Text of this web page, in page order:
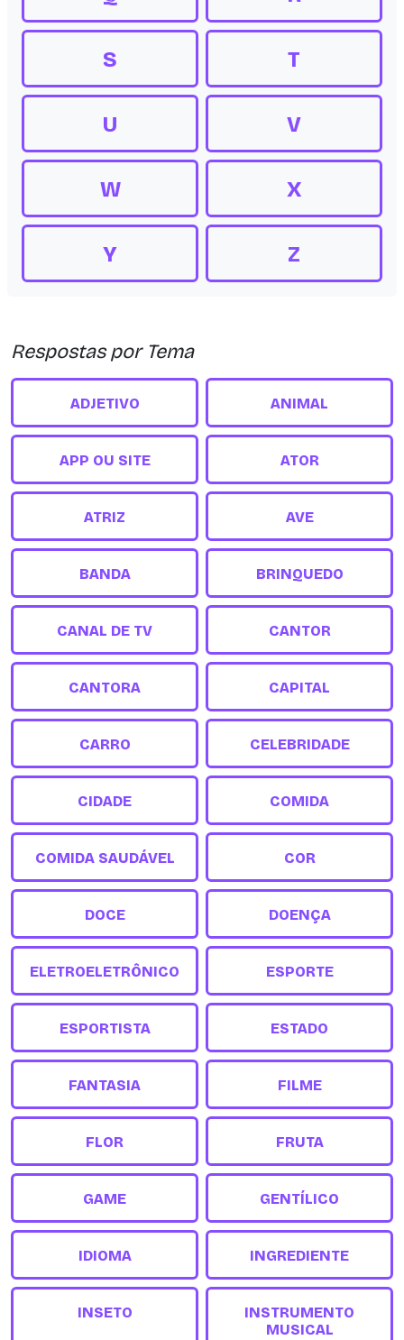
S T
U V
W X
Y Z
Respostas por Tema
ADJETIVO ANIMAL
APP OU SITE ATOR
ATRIZ AVE
BANDA BRINQUEDO
CANAL DE TV CANTOR
CANTORA CAPITAL
CARRO CELEBRIDADE
CIDADE COMIDA
COMIDA SAUDÁVEL COR
DOCE DOENÇA
ELETROELETRÔNICO ESPORTE
ESPORTISTA ESTADO
FANTASIA FILME
FLOR FRUTA
GAME GENTÍLICO
IDIOMA INGREDIENTE
INSETO
INSTRUMENTO
MUSICAL